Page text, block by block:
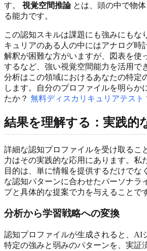
す。 視覚空間推論とは、頭の中で物
る能力です。
この認知スキルは課題にも強みにもな
キュリアのある人の中にはアナログ時
解釈が困難な方がいますが、図表を使
するなど、強い視覚空間能力を活用で
分析はこの領域におけるあなたの特定
します。自分のプロファイルを明らか
たか？ 無料ディスカリキュリアテスト
結果を理解する：実践的
詳細な認知プロファイルを受け取るこ
力はその実践的な応用にあります。私
目的は、単に情報を提供するだけでな
な認知パターンに合わせたパーソナラ
プと具体的な提案で力を与えることで
分析から学習戦略への変換
認知プロファイルが生成されると、AI
特定の強みと弱みのパターンを、実証